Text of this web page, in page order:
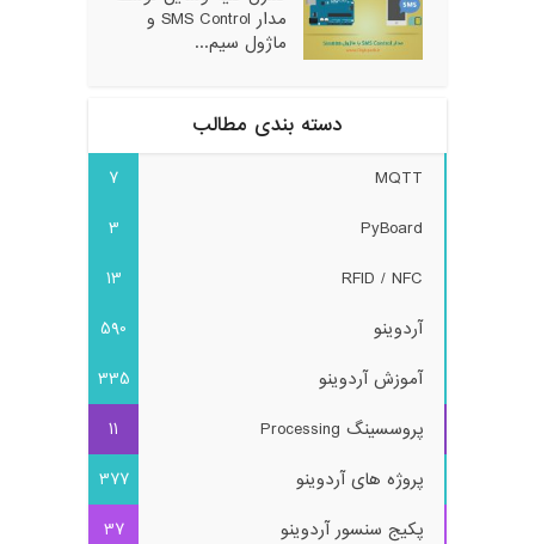
مدار SMS Control و
ماژول سیم...
دسته بندی مطالب
MQTT
7
PyBoard
3
RFID / NFC
13
آردوینو
590
آموزش آردوینو
335
پروسسینگ Processing
11
پروژه های آردوینو
377
پکیج سنسور آردوینو
37